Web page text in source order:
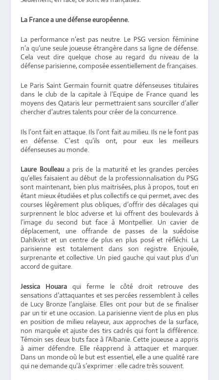
La France a une défense européenne.
La performance n’est pas neutre. Le PSG version féminine
n’a qu’une seule joueuse étrangère dans sa ligne de défense.
Cela veut dire quelque chose au regard du niveau de la
défense parisienne, composée essentiellement de françaises.
Le Paris Saint Germain fournit quatre défenseuses titulaires
dans le club de la capitale à l’Equipe de France quand les
moyens des Qataris leur permettraient sans sourciller d’aller
chercher d’autres talents pour créer de la concurrence.
Ils l’ont fait en attaque. Ils l’ont fait au milieu. Ils ne le font pas
en défense. C’est qu’ils ont, pour eux les meilleurs
défenseuses au monde.
Laure Boulleaua pris de la maturité et les grandes percées
qu’elles faisaient au début de la professionnalisation du PSG
sont maintenant, bien plus maitrisées, plus à propos, tout en
étant mieux étudiées et plus collectifs ce qui permet, avec des
courses légèrement plus obliques, d’offrir des décalages qui
surprennent le bloc adverse et lui offrent des boulevards à
l’image du second but face à Montpellier. Un cavier de
déplacement, une offrande de passes de la suédoise
Dahlkvist et un centre de plus en plus posé et réfléchi. La
parisienne est totalement dans son registre. Enjouée,
surprenante et collective. Un pied gauche qui vaut plus d’un
accord de guitare.
Jessica Houara qui ferme le côté droit retrouve des
sensations d’attaquantes et ses percées ressemblent à celles
de Lucy Bronze l’anglaise. Elles ont pour but de se finaliser
par un tir et une occasion. La parisienne vient de plus en plus
en position de milieu relayeur, aux approches de la surface,
non marquée et ajuste des tirs cadrés qui font la différence.
Témoin ses deux buts face à l’Albanie. Cette joueuse a appris
à aimer défendre. Elle réapprend à attaquer et marquer.
Dans un monde où le but est essentiel, elle a une qualité rare
qui ne demande qu’à s’exprimer : elle cadre très souvent.